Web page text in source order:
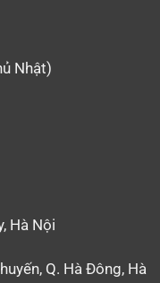
Nhật)
Hà Nội
Q. Hà Đông, Hà